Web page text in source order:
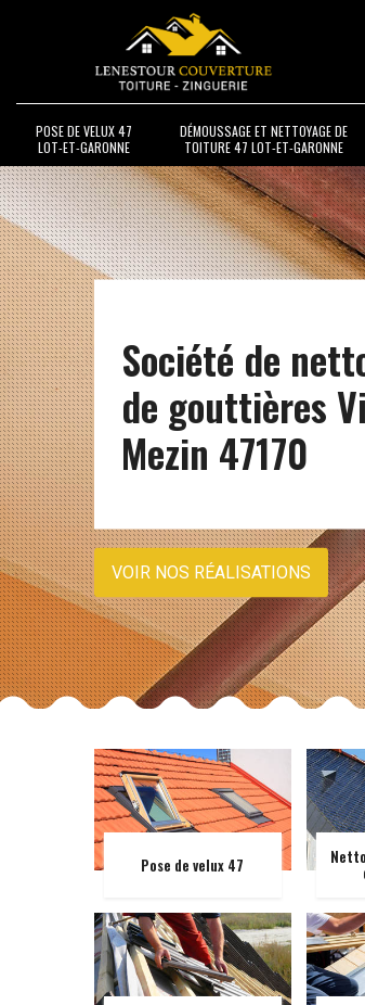
POSE DE VELUX 47
LOT-ET-GARONNE
DÉMOUSSAGE ET NETTOYAGE DE
TOITURE 47 LOT-ET-GARONNE
Société de
de gouttières
Mezin 47170
VOIR NOS RÉALISATIONS
Pose de velux 47